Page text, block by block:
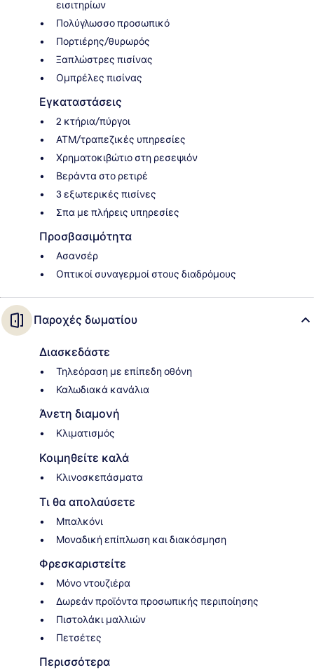
εισιτηρίων
Πολύγλωσσο προσωπικό
Πορτιέρης/θυρωρός
Ξαπλώστρες πισίνας
Ομπρέλες πισίνας
Εγκαταστάσεις
2 κτήρια/πύργοι
ΑΤΜ/τραπεζικές υπηρεσίες
Χρηματοκιβώτιο στη ρεσεψιόν
Βεράντα στο ρετιρέ
3 εξωτερικές πισίνες
Σπα με πλήρεις υπηρεσίες
Προσβασιμότητα
Ασανσέρ
Οπτικοί συναγερμοί στους διαδρόμους
Παροχές δωματίου
Διασκεδάστε
Τηλεόραση με επίπεδη οθόνη
Καλωδιακά κανάλια
Άνετη διαμονή
Κλιματισμός
Κοιμηθείτε καλά
Κλινοσκεπάσματα
Τι θα απολαύσετε
Μπαλκόνι
Μοναδική επίπλωση και διακόσμηση
Φρεσκαριστείτε
Μόνο ντουζιέρα
Δωρεάν προϊόντα προσωπικής περιποίησης
Πιστολάκι μαλλιών
Πετσέτες
Περισσότερα